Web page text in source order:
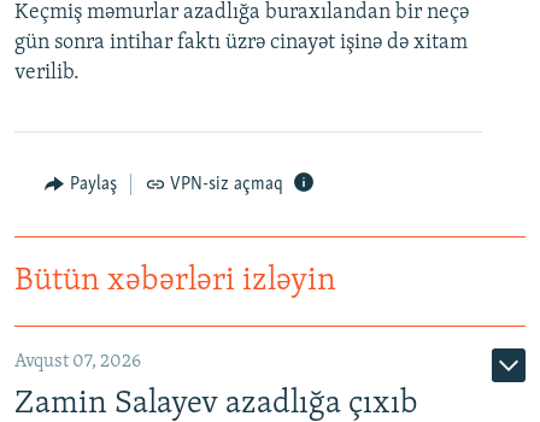
Keçmiş məmurlar azadlığa buraxılandan bir neçə
gün sonra intihar faktı üzrə cinayət işinə də xitam
verilib.
Paylaş VPN-siz açmaq
Bütün xəbərləri izləyin
Avqust 07, 2026
Zamin Salayev azadlığa çıxıb